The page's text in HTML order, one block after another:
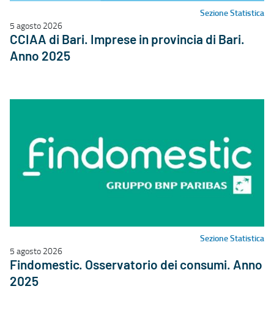
Sezione Statistica
5 agosto 2026
CCIAA di Bari. Imprese in provincia di Bari.
Anno 2025
Sezione Statistica
5 agosto 2026
Findomestic. Osservatorio dei consumi. Anno
2025